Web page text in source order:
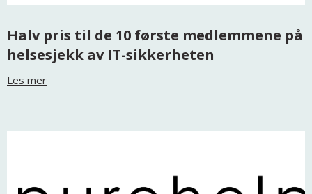
Halv pris til de 10 første medlemmene på
helsesjekk av IT-sikkerheten
Les mer